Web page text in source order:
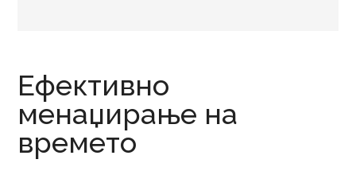
Ефективно
менаџирање на
времето